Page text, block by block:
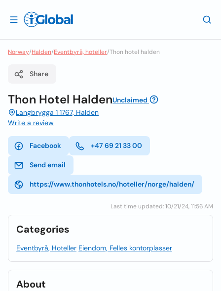
Norway/Halden/Eventbyrå, hoteller/Thon hotel halden
Share
Thon Hotel HaldenUnclaimed
Langbrygga 1 1767, Halden
Write a review
Facebook +47 69 21 33 00
Send email
https://www.thonhotels.no/hoteller/norge/halden/
Last time updated: 10/21/24, 11:56 AM
Categories
Eventbyrå, Hoteller Eiendom, Felles kontorplasser
About